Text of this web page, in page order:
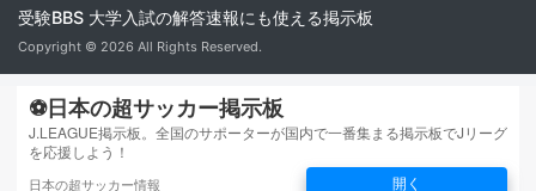
⚽日本の超サッカー掲示板
J.LEAGUE掲示板。全国のサポーターが国内で一番集まる掲示板でJリーグ
を応援しよう！
日本の超サッカー情報 開く
受験BBS 大学入試の解答速報にも使える掲示板
Copyright © 2026 All Rights Reserved.